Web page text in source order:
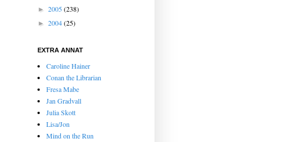
► 2005(238)
► 2004(25)
EXTRA ANNAT
Caroline Hainer
Conan the Librarian
Fresa Mabe
Jan Gradvall
Julia Skott
Lisa/Jon
Mind on the Run